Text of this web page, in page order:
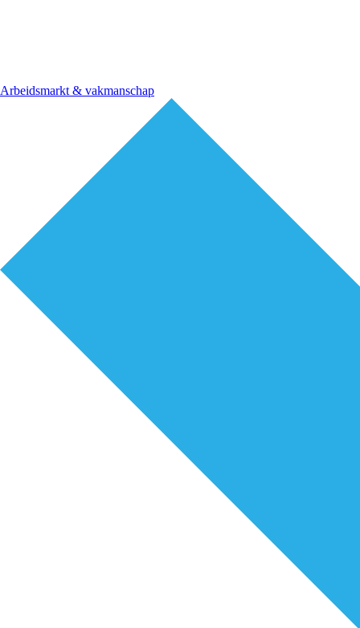
Arbeidsmarkt & vakmanschap